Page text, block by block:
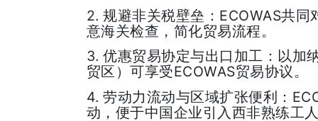
2.规避非关税壁垒： ECOWAS共同
意海关检查，简化贸易流程。
3.优惠贸易协定与出口加工：以加
贸区）可享受ECOWAS贸易协议。
4.劳动力流动与区域扩张便利：
动，便于中国企业引入西非熟练工